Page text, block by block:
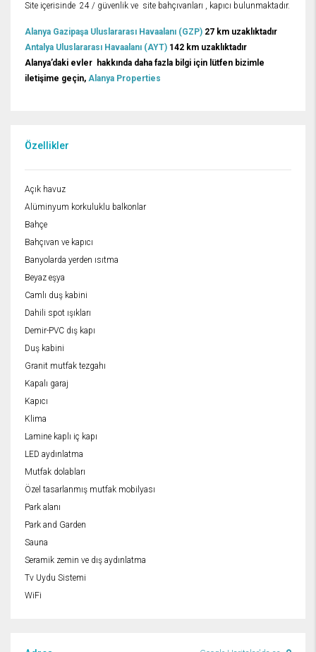
Site içerisinde 24 / güvenlik ve site bahçıvanları , kapıcı bulunmaktadır.
Alanya Gazipaşa Uluslararası Havaalanı (GZP) 27 km uzaklıktadır
Antalya Uluslararası Havaalanı (AYT) 142 km uzaklıktadır
Alanya’daki evler hakkında daha fazla bilgi için lütfen bizimle
iletişime geçin, Alanya Properties
Özellikler
Açık havuz
Alüminyum korkuluklu balkonlar
Bahçe
Bahçıvan ve kapıcı
Banyolarda yerden ısıtma
Beyaz eşya
Camlı duş kabini
Dahili spot ışıkları
Demir-PVC dış kapı
Duş kabini
Granit mutfak tezgahı
Kapalı garaj
Kapıcı
Klima
Lamine kaplı iç kapı
LED aydınlatma
Mutfak dolabları
Özel tasarlanmış mutfak mobilyası
Park alanı
Park and Garden
Sauna
Seramik zemin ve dış aydınlatma
Tv Uydu Sistemi
WiFi